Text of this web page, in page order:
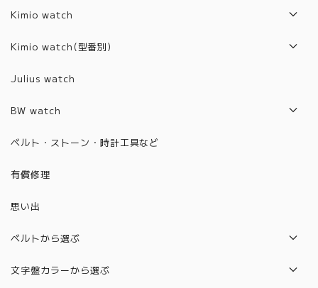
Kimio watch
2017年モデル
2021年モデル
2022年モデル
2023年モデル
2024年モデル
Kimio watch(型番別)
Z1001~2000
6301~6400
6401~6500
6501~6600
6601～6700
Julius watch
BW watch
2021年モデル
ベルト・ストーン・時計工具など
有償修理
思い出
ベルトから選ぶ
本革ベルト
文字盤カラーから選ぶ